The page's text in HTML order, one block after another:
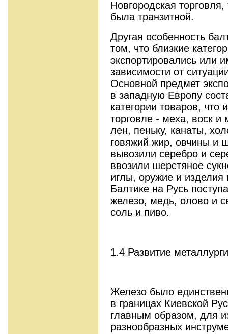
Новгородская
была транзитной.
Другая особенность
том, что близкие
экспортировались или
зависимости от
Основной предмет
в западную Европу
категории товаров, что
торговле - меха, воск
лен, пеньку, канаты,
говяжий жир, овчины и
вывозили серебро и
ввозили шерстяное
иглы, оружие и изделия
Балтике на Русь
железо, медь, олово и
соль и пиво.
1.4 Развитие
Железо было
в границах Киевской
главным образом, для
разнообразных